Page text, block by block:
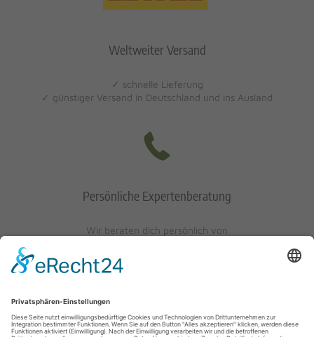
Weltweiter Versand
✓ schnelle Lieferung
✓ günstiger Versand in Deutschland und ins Ausland
Persönliche Expertenberatung
Wir beraten dich persönlich von
0621/405401-10